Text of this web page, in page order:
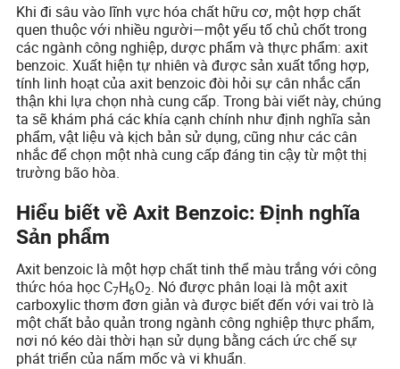
Khi đi sâu vào lĩnh vực hóa chất hữu cơ, một hợp chất
quen thuộc với nhiều người—một yếu tố chủ chốt trong
các ngành công nghiệp, dược phẩm và thực phẩm: axit
benzoic. Xuất hiện tự nhiên và được sản xuất tổng hợp,
tính linh hoạt của axit benzoic đòi hỏi sự cân nhắc cẩn
thận khi lựa chọn nhà cung cấp. Trong bài viết này, chúng
ta sẽ khám phá các khía cạnh chính như định nghĩa sản
phẩm, vật liệu và kịch bản sử dụng, cũng như các cân
nhắc để chọn một nhà cung cấp đáng tin cậy từ một thị
trường bão hòa.
Hiểu biết về Axit Benzoic: Định nghĩa
Sản phẩm
Axit benzoic là một hợp chất tinh thể màu trắng với công
thức hóa học C7H6O2. Nó được phân loại là một axit
carboxylic thơm đơn giản và được biết đến với vai trò là
một chất bảo quản trong ngành công nghiệp thực phẩm,
nơi nó kéo dài thời hạn sử dụng bằng cách ức chế sự
phát triển của nấm mốc và vi khuẩn.